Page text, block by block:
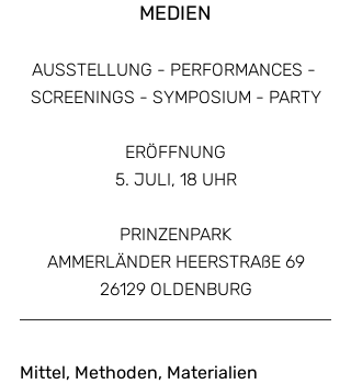
MEDIEN
AUSSTELLUNG - PERFORMANCES -
SCREENINGS - SYMPOSIUM - PARTY
ERÖFFNUNG
5. JULI, 18 UHR
PRINZENPARK
AMMERLÄNDER HEERSTRAßE 69
26129 OLDENBURG
Mittel, Methoden, Materialien